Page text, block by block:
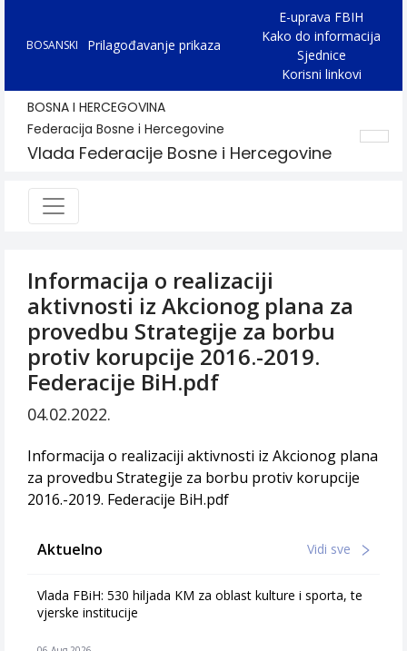
BOSANSKI Prilagođavanje prikaza
E-uprava FBIH
Kako do informacija
Sjednice
Korisni linkovi
BOSNA I HERCEGOVINA
Federacija Bosne i Hercegovine
Vlada Federacije Bosne i Hercegovine
Informacija o realizaciji
aktivnosti iz Akcionog plana za
provedbu Strategije za borbu
protiv korupcije 2016.-2019.
Federacije BiH.pdf
04.02.2022.
Informacija o realizaciji aktivnosti iz Akcionog plana
za provedbu Strategije za borbu protiv korupcije
2016.-2019. Federacije BiH.pdf
Aktuelno Vidi sve
Vlada FBiH: 530 hiljada KM za oblast kulture i sporta, te
vjerske institucije